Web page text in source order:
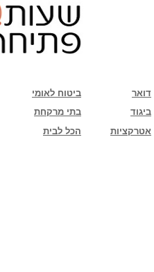
ביטוח לאומי
דואר
בתי מרקחת
ביגוד
הכל לבית אטרקציות